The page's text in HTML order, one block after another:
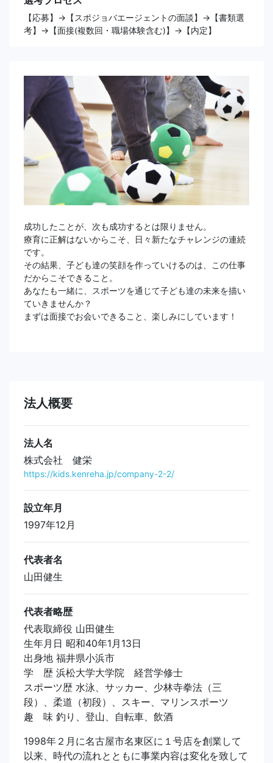
【応募】→【スポジョバエージェントの面談】→【書類選
考】→【面接(複数回・職場体験含む)】→【内定】
成功したことが、次も成功するとは限りません。
療育に正解はないからこそ、日々新たなチャレンジの連続
です。
その結果、子ども達の笑顔を作っていけるのは、この仕事
だからこそできること。
あなたも一緒に、スポーツを通じて子ども達の未来を描い
ていきませんか？
まずは面接でお会いできること、楽しみにしています！
法人概要
法人名
株式会社 健栄
https://kids.kenreha.jp/company-2-2/
設立年月
1997年12月
代表者名
山田健生
代表者略歴
代表取締役 山田健生
生年月日 昭和40年1月13日
出身地 福井県小浜市
学 歴 浜松大学大学院 経営学修士
スポーツ歴 水泳、サッカー、少林寺拳法（三
段）、柔道（初段）、スキー、マリンスポーツ
趣 味 釣り、登山、自転車、飲酒
1998年２月に名古屋市名東区に１号店を創業して
以来、時代の流れとともに事業内容は変化を致して